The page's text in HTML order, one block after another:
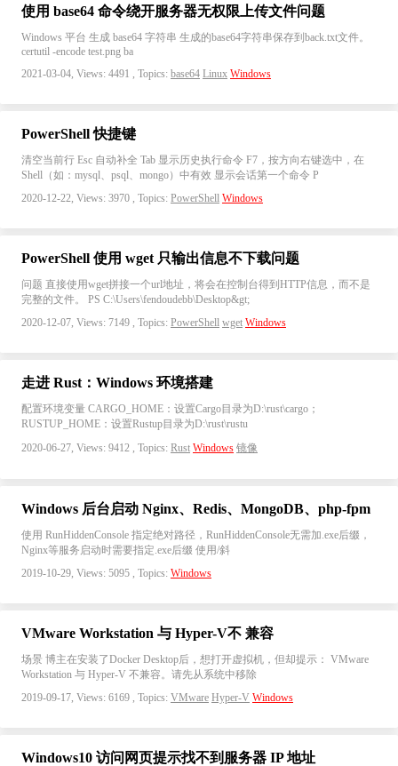
使用 base64 命令绕开服务器无权限上传文件问题
Windows 平台 生成 base64 字符串 生成的base64字符串保存到back.txt文件。
certutil -encode test.png ba
2021-03-04, Views: 4491 , Topics: base64 Linux Windows
PowerShell 快捷键
清空当前行 Esc 自动补全 Tab 显示历史执行命令 F7，按方向右键选中，在
Shell（如：mysql、psql、mongo）中有效 显示会话第一个命令 P
2020-12-22, Views: 3970 , Topics: PowerShell Windows
PowerShell 使用 wget 只输出信息不下载问题
问题 直接使用wget拼接一个url地址，将会在控制台得到HTTP信息，而不是
完整的文件。 PS C:\Users\fendoudebb\Desktop&gt;
2020-12-07, Views: 7149 , Topics: PowerShell wget Windows
走进 Rust：Windows 环境搭建
配置环境变量 CARGO_HOME：设置Cargo目录为D:\rust\cargo；
RUSTUP_HOME：设置Rustup目录为D:\rust\rustu
2020-06-27, Views: 9412 , Topics: Rust Windows 镜像
Windows 后台启动 Nginx、Redis、MongoDB、php-fpm
使用 RunHiddenConsole 指定绝对路径，RunHiddenConsole无需加.exe后缀，
Nginx等服务启动时需要指定.exe后缀 使用/斜
2019-10-29, Views: 5095 , Topics: Windows
VMware Workstation 与 Hyper-V不 兼容
场景 博主在安装了Docker Desktop后，想打开虚拟机，但却提示： VMware
Workstation 与 Hyper-V 不兼容。请先从系统中移除
2019-09-17, Views: 6169 , Topics: VMware Hyper-V Windows
Windows10 访问网页提示找不到服务器 IP 地址